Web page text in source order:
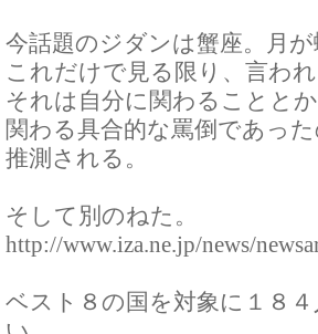
今話題のジダンは蟹座。月
これだけで見る限り、言わ
それは自分に関わることと
関わる具合的な罵倒であっ
推測される。
そして別のねた。
http://www.iza.ne.jp/news/
ベスト８の国を対象に１８